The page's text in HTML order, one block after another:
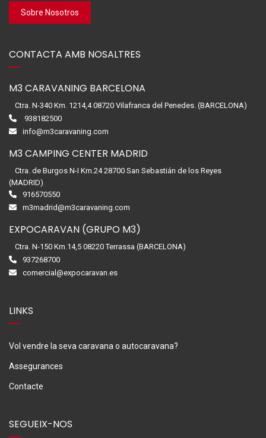
Sobre Nosotros
CONTACTA AMB NOSALTRES
M3 CARAVANING BARCELONA
Ctra. N-340 Km. 1214,4 08720 Vilafranca del Penedes. (BARCELONA)
938182500
info@m3caravaning.com
M3 CAMPING CENTER MADRID
Ctra. de Burgos N-I Km.24 28700 San Sebastián de los Reyes
(MADRID)
916570550
m3madrid@m3caravaning.com
EXPOCARAVAN (GRUPO M3)
Ctra. N-150 Km.14,5 08220 Terrassa (BARCELONA)
937268700
comercial@expocaravan.es
LINKS
Vol vendre la seva caravana o autocaravana?
Assegurances
Contacte
SEGUEIX-NOS